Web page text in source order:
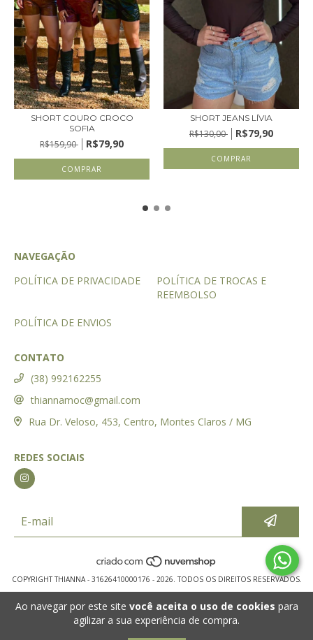
Ao navegar por este site você aceita o uso de cookies para
agilizar a sua experiência de compra.
SHORT COURO CROCO
SOFIA
R$159,90 R$79,90
COMPRAR
SHORT JEANS LÍVIA
R$130,00 R$79,90
COMPRAR
NAVEGAÇÃO
POLÍTICA DE PRIVACIDADE
POLÍTICA DE TROCAS E
REEMBOLSO
POLÍTICA DE ENVIOS
CONTATO
(38) 992162255
thiannamoc@gmail.com
Rua Dr. Veloso, 453, Centro, Montes Claros / MG
REDES SOCIAIS
COPYRIGHT THIANNA - 31626410000176 - 2026. TODOS OS DIREITOS RESERVADOS.